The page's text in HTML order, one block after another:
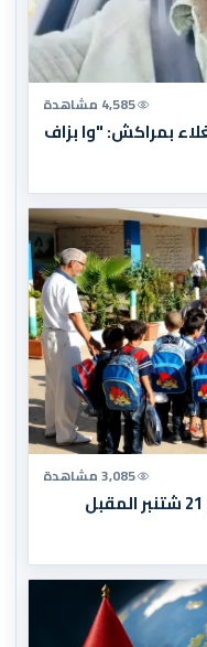
4,585 مشاهدة
بمراكش: "وا بزاف
3,085 مشاهدة